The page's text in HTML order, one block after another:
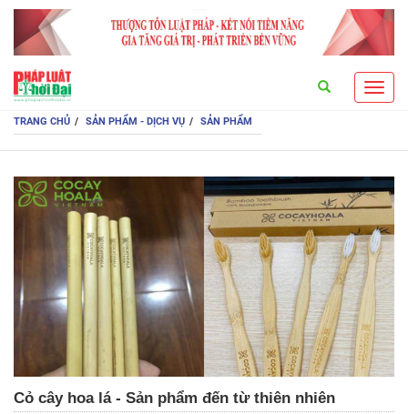
TRANG CHỦ SẢN PHẨM - DỊCH VỤ SẢN PHẨM
Cỏ cây hoa lá - Sản phẩm đến từ thiên nhiên